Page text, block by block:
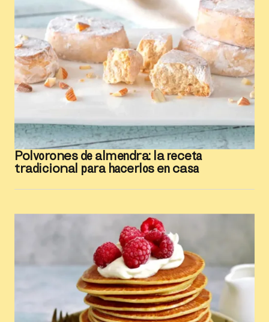
Polvorones de almendra: la receta
tradicional para hacerlos en casa